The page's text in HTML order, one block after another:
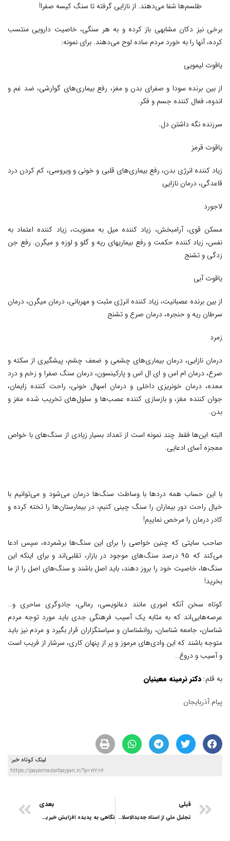
طلسم‌ها شفا می‌دهند. از نازایی گرفته تا سنگ کیسه صفرا!
برخی نیز دکان مشابهی باز کرده و به هر سنگی، خاصیت دارویی منتسب
کرده، آنها را به خورد مردم ساده لوح می‌دهند. برای نمونه:
یاقوت لیمویی
از بین برنده سودا و صفرای بدن و مغز، رفع بیماری‌های گوارشی، ضد غم و
اندوه، فعال کننده جسم و فکر.
سرزنده نگه داشتن دل.
یاقوت قرمز
زیاد کننده انرژی بدن، رفع بیماری‌های قلبی و خونی و ویروسی، کم کردن درد
قاعدگی، درمان نازایی
لاجورد
مسکن قوی، آرامبخش، زیاد کننده میل به معنویت، زیاد کننده اعتماد به
نفس، زیاد کننده حکمت و رفع بیماریهای ریه و گلو و لوزه و میگرن. رفع جن
زدگی و تشنج
یاقوت آبی
از بین برنده عصبانیت، زیاد کننده انرژی مثبت و مهربانی، درمان میگرن، درمان
سرطان ریه و حنجره، درمان صرع و تشنج
زمرد
درمان نازایی، درمان بیماری‌های چشمی و ضعف چشم، پیشگیری از سکته و
صرع، درمان ام اس و ای ال اس و پارکینسون، درمان سنگ صفرا و زخم و درد
معده، درمان خونریزی داخلی و درمان اسهال خونی، راحت کننده زایمان،
جوان کننده مغز، و بازسازی کننده عصب‌ها و سلول‌های تخریب شده مغز و
بدن.
البته این‌ها فقط چند نمونه است از تعداد بسیار زیادی از سنگ‌های با خواص
معجزه آسای ادعایی.
با این حساب همه دردها با وساطت سنگ‌ها درمان می‌شود و می‌توانیم با
خیال راحت دور بیماران را سنگ چینی کنیم، در بیمارستان‌ها را تخته کرده و
کادر درمان را مرخص نماییم!
صاحب سایتی که چنین خواصی را برای این سنگ‌ها برشمرده، سپس ادعا
می‌کند که ۹۵ درصد سنگ‌های موجود در بازار، تقلبی‌اند و برای اینکه این
سنگ‌ها، خاصیت خود را بروز دهند، باید اصل باشند و سنگ‌های اصل را از ما
بخرید!
کوتاه سخن آنکه اموری مانند دعانویسی، رمالی، جادوگری ساحری و…
عرصه‌هایی‌اند که به مثابه یک آسیب فرهنگی جدی باید مورد توجه مردم
شناسان، جامعه شناسان، روانشناسان و سیاستگزاران قرار بگیرد و مردم نیز باید
متوجه باشند که این وادی‌های مرموز و پر از پنهان کاری، سرشار از فریب است
و آسیب و دروغ…
به قلم: دکتر نرمینه معینیان
پیام آذربایجان
لینک کوتاه خبر:
https://payamazarbayjan.ir/?p=12284
قبلی
تجلیل ملی از استاد جدیدالاسلام، مجموعه‌دار نامدار تبریزی در تهران
بعدی
نگاهی به پدیده افزایش خیریه‌ها